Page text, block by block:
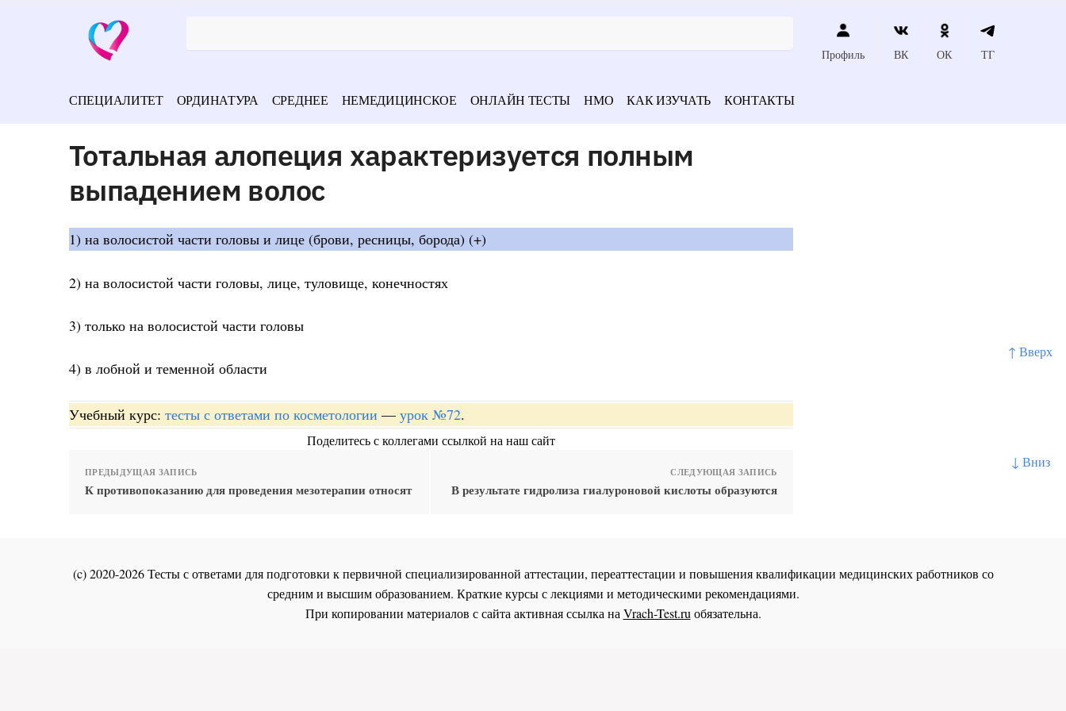
↑ Вверх
↓ Вниз
Профиль ВК ОК ТГ
СПЕЦИАЛИТЕТ ОРДИНАТУРА СРЕДНЕЕ НЕМЕДИЦИНСКОЕ ОНЛАЙН ТЕСТЫ НМО КАК ИЗУЧАТЬ КОНТАКТЫ
Тотальная алопеция характеризуется полным
выпадением волос
1) на волосистой части головы и лице (брови, ресницы, борода) (+)
2) на волосистой части головы, лице, туловище, конечностях
3) только на волосистой части головы
4) в лобной и теменной области
Учебный курс: тесты с ответами по косметологии — урок №72.
Поделитесь с коллегами ссылкой на наш сайт
ПРЕДЫДУЩАЯ ЗАПИСЬ
К противопоказанию для проведения мезотерапии относят
СЛЕДУЮЩАЯ ЗАПИСЬ
В результате гидролиза гиалуроновой кислоты образуются
(c) 2020-2026 Тесты с ответами для подготовки к первичной специализированной аттестации, переаттестации и повышения квалификации медицинских работников со
средним и высшим образованием. Краткие курсы с лекциями и методическими рекомендациями.
При копировании материалов с сайта активная ссылка на Vrach-Test.ru обязательна.